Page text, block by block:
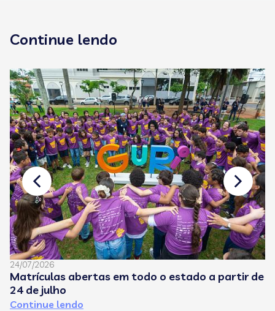
Continue lendo
24/07/2026
Matrículas abertas em todo o estado a partir de
24 de julho
Continue lendo